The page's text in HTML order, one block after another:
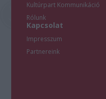
Kultúrpart Kommunikáció
Rólunk
Kapcsolat
Impresszum
Partnereink